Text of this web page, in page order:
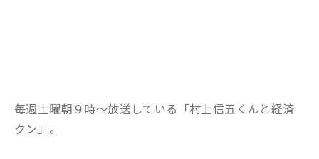
毎週土曜朝９時～放送している「村上信五くんと経済
クン」。